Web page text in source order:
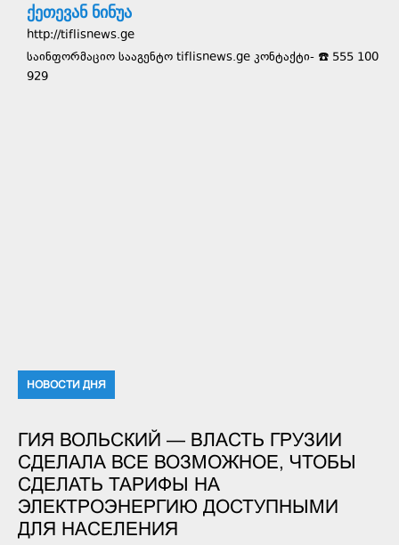
ქეთევან ნინუა
http://tiflisnews.ge
საინფორმაციო სააგენტო tiflisnews.ge კონტაქტი- ☎️ 555 100
929
НОВОСТИ ДНЯ
ГИЯ ВОЛЬСКИЙ — ВЛАСТЬ ГРУЗИИ
СДЕЛАЛА ВСЕ ВОЗМОЖНОЕ, ЧТОБЫ
СДЕЛАТЬ ТАРИФЫ НА
ЭЛЕКТРОЭНЕРГИЮ ДОСТУПНЫМИ
ДЛЯ НАСЕЛЕНИЯ